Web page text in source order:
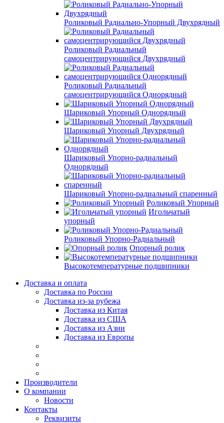
Роликовый Радиально-Упорный Двухрядный
Роликовый Радиальный
самоцентрирующийся Двухрядный
Роликовый Радиальный
самоцентрирующийся Однорядный
Шариковый Упорный Однорядный
Шариковый Упорный Двухрядный
Шариковый Упорно-радиальный
Однорядный
Шариковый Упорно-радиальный спаренный
Роликовый Упорный
Игольчатый
упорный
Роликовый Упорно-Радиальный
Опорный ролик
Высокотемпературные подшипники
Доставка и оплата
Доставка по России
Доставка из-за рубежа
Доставка из Китая
Доставка из США
Доставка из Азии
Доставка из Европы
Производители
О компании
Новости
Контакты
Реквизиты